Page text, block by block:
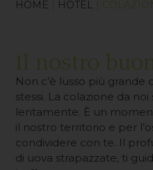
HOME | HOTEL |
Il nostro
Non c’è lusso più
stessi. La colazione da noi
lentamente. È un
il nostro territorio e per
condividere con te. Il
di uova strapazzate, ti